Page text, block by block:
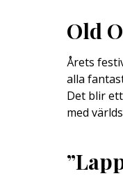
Old
Årets
alla
Det blir
med